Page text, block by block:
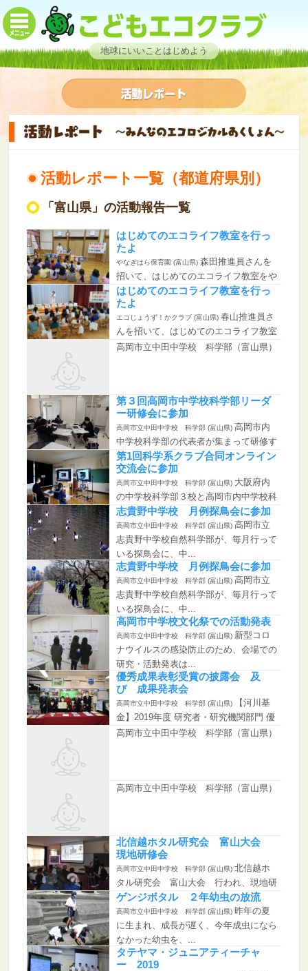
地球にいいことはじめよう
活動レポート一覧（都道府県別）
「富山県」の活動報告一覧
はじめてのエコライフ教室を行っ
たよ
やなぎはら保育園 (富山県) 森田推進員さんを
招いて、はじめてのエコライフ教室をや
なぎはら...
はじめてのエコライフ教室を行っ
たよ
エコじょうず！かクラブ (富山県) 春山推進員さ
んを招いて、はじめてのエコライフ教室
を定塚保育園...
高岡市立中田中学校 科学部（富山県）
第３回高岡市中学校科学部リーダ
ー研修会に参加
高岡市立中田中学校 科学部 (富山県) 高岡市内
中学校科学部の代表者が集まって研修す
る活動。第３回の...
第1回科学系クラブ合同オンライン
交流会に参加
高岡市立中田中学校 科学部 (富山県) 大阪府内
の中学校科学部３校と高岡市内中学校科
学部3校が、研究...
志貴野中学校 月例探鳥会に参加
高岡市立中田中学校 科学部 (富山県) 高岡市立
志貴野中学校自然科学部が、毎月行って
いる探鳥会に、中...
志貴野中学校 月例探鳥会に参加
高岡市立中田中学校 科学部 (富山県) 高岡市立
志貴野中学校自然科学部が、毎月行って
いる探鳥会に、中...
高岡市中学校文化祭での活動発表
高岡市立中田中学校 科学部 (富山県) 新型コロ
ナウイルスの感染防止のため、会場での
研究・活動発表は...
優秀成果表彰受賞の披露会 及
び 成果発表会
高岡市立中田中学校 科学部 (富山県)
【河川基
金】2019年度 研究者・研究機関部門 優
秀成果...
高岡市立中田中学校 科学部（富山県）
高岡市立中田中学校 科学部（富山県）
北信越ホタル研究会 富山大会
現地研修会
高岡市立中田中学校 科学部 (富山県) 北信越ホ
タル研究会 富山大会 行われ、現地研
修として中田中学...
ゲンジボタル ２年幼虫の放流
高岡市立中田中学校 科学部 (富山県) 昨年の夏
に生まれ、成長が遅く、今年成虫になら
なかった幼虫を、...
タテヤマ・ジュニアティーチャ
ー 2019